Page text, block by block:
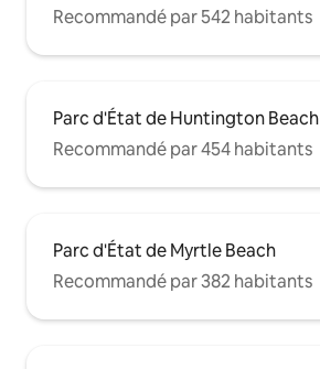
Recommandé par 542 habitants
Parc d'État de Huntington Beach
Recommandé par 454 habitants
Parc d'État de Myrtle Beach
Recommandé par 382 habitants